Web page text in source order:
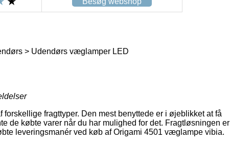
> Udendørs væglamper LED
fragttyper. Den mest benyttede er i øjeblikket at få
de købte varer når du har mulighed for det. Fragtløsningen er
leveringsmanér ved køb af Origami 4501 væglampe vibia.